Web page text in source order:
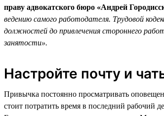
праву адвокатского бюро «Андрей
ведению самого работодателя. Трудовой
должностей до привлечения стороннего
занятости».
Настройте почту и
Привычка постоянно просматривать
стоит потратить время в последний рабочий